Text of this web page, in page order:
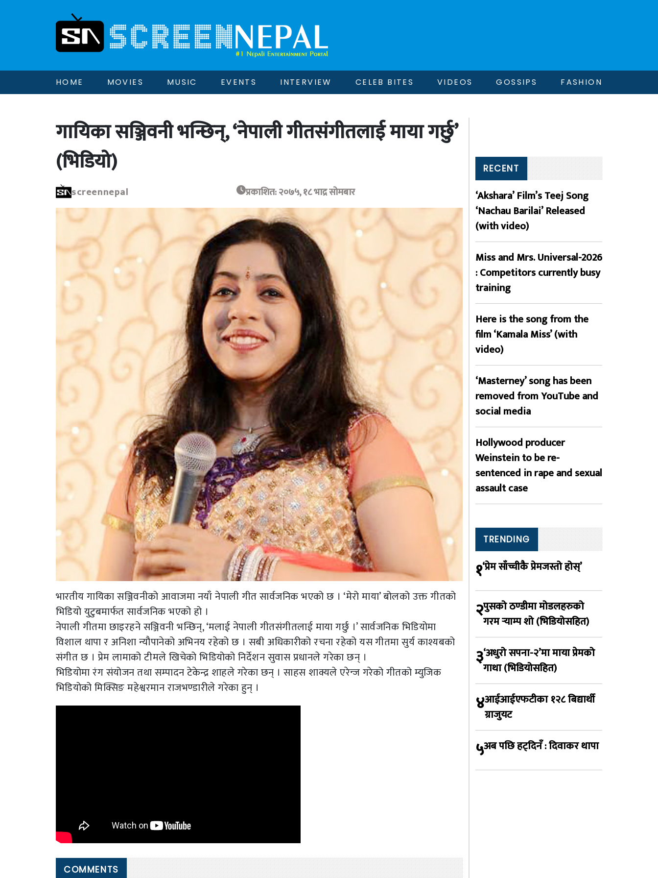
HOME MOVIES MUSIC EVENTS INTERVIEW CELEB BITES VIDEOS GOSSIPS FASHION
गायिका सञ्जिवनी भन्छिन्, ‘नेपाली गीतसंगीतलाई माया गर्छु’
(भिडियो)
screennepal प्रकाशित: २०७५, १८ भाद्र सोमबार
भारतीय गायिका सञ्जिवनीको आवाजमा नयाँ नेपाली गीत सार्वजनिक भएको छ । ‘मेरो माया’ बोलको उक्त गीतको
भिडियो युटुबमार्फत सार्वजनिक भएको हो ।
नेपाली गीतमा छाइरहने सञ्जिवनी भन्छिन्, ‘मलाई नेपाली गीतसंगीतलाई माया गर्छु ।’ सार्वजनिक भिडियोमा
विशाल थापा र अनिशा न्यौपानेको अभिनय रहेको छ । सबी अधिकारीको रचना रहेको यस गीतमा सुर्य काश्यबको
संगीत छ । प्रेम लामाको टीमले खिचेको भिडियोको निर्देशन सुवास प्रधानले गरेका छन् ।
भिडियोमा रंग संयोजन तथा सम्पादन टेकेन्द्र शाहले गरेका छन् । साहस शाक्यले एरेन्ज गरेको गीतको म्युजिक
भिडियोको मिक्सिङ महेश्वरमान राजभण्डारीले गरेका हुन् ।
COMMENTS
RECENT
‘Akshara’ Film’s Teej Song
‘Nachau Barilai’ Released
(with video)
Miss and Mrs. Universal-2026
: Competitors currently busy
training
Here is the song from the
film ‘Kamala Miss’ (with
video)
‘Masterney’ song has been
removed from YouTube and
social media
Hollywood producer
Weinstein to be re-
sentenced in rape and sexual
assault case
TRENDING
१‘प्रेम साँच्चीकै प्रेमजस्तो होस्’
२पुसको ठण्डीमा मोडलहरुको
गरम र्‍याम्प शो (भिडियोसहित)
३‘अधुरो सपना-२’मा माया प्रेमको
गाथा (भिडियोसहित)
४आईआईएफटीका १२८ बिद्यार्थी
ग्राजुयट
५अब पछि हट्दिनँ : दिवाकर थापा